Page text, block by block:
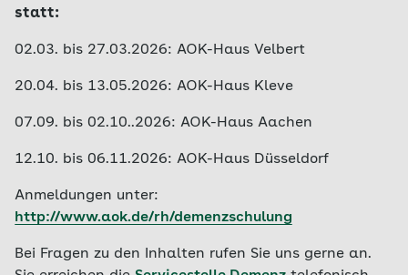
statt:
02.03. bis 27.03.2026: AOK-Haus Velbert
20.04. bis 13.05.2026: AOK-Haus Kleve
07.09. bis 02.10..2026: AOK-Haus Aachen
12.10. bis 06.11.2026: AOK-Haus Düsseldorf
Anmeldungen unter:
http://www.aok.de/rh/demenzschulung
Bei Fragen zu den Inhalten rufen Sie uns gerne an.